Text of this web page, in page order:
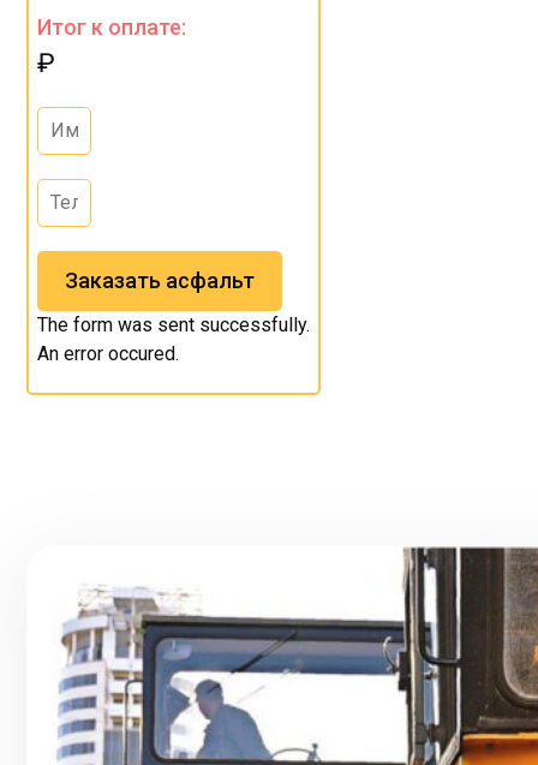
Итог к оплате:
₽
Заказать асфальт
The form was sent successfully.
An error occured.